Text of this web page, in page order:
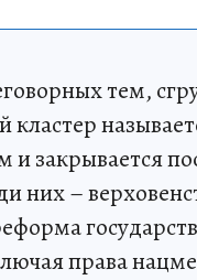
тем,
закрывается
–
права